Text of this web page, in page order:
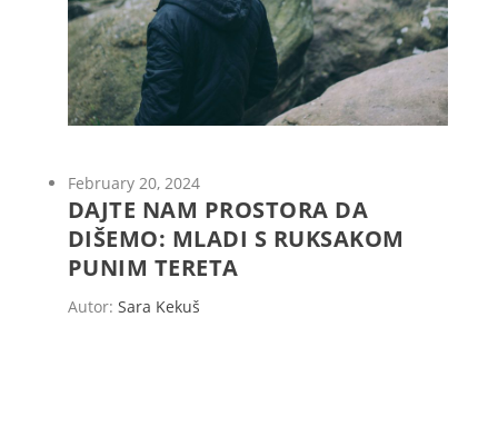
February 20, 2024
DAJTE NAM PROSTORA DA
DIŠEMO: MLADI S RUKSAKOM
PUNIM TERETA
Autor: Sara Kekuš